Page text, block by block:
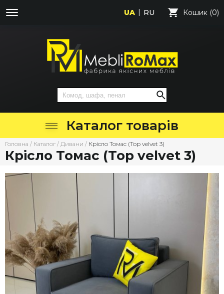
UA RU Кошик (0)
Каталог товарів
Головна / Каталог / Дивани / Крісло Томас (Top velvet 3)
Крісло Томас (Top velvet 3)